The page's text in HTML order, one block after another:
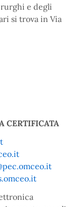
e degli
si trova in Via
CERTIFICATA